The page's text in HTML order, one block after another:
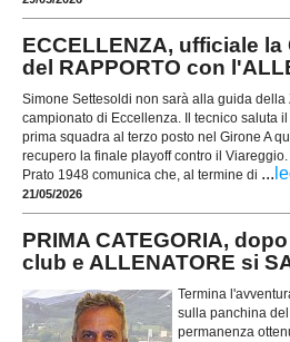
ECCELLENZA, ufficiale la
del RAPPORTO con
Simone Settesoldi non sarà alla guida della
campionato di Eccellenza. Il tecnico saluta
prima squadra al terzo posto nel Girone A
recupero la finale playoff contro il
Prato 1948 comunica che, al termine di ...
21/05/2026
PRIMA CATEGORIA,
club e ALLENATORE si
Termina
sulla panchina
permanenza